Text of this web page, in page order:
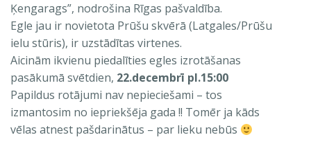
Ķengarags”, nodrošina Rīgas pašvaldība.
Egle jau ir novietota Prūšu skvērā (Latgales/Prūšu
ielu stūris), ir uzstādītas virtenes.
Aicinām ikvienu piedalīties egles izrotāšanas
pasākumā svētdien, 22.decembrī pl.15:00
Papildus rotājumi nav nepieciešami – tos
izmantosim no iepriekšēja gada !! Tomēr ja kāds
vēlas atnest pašdarinātus – par lieku nebūs